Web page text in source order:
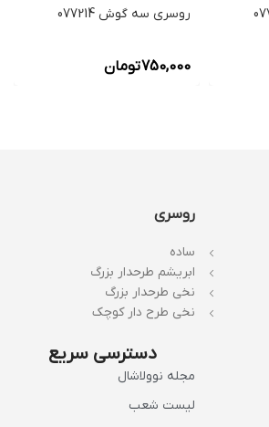
روسری سه گوش 077214
750,000تومان
روسری
ساده
ابریشم طرحدار بزرگ
نخی طرحدار بزرگ
نخی طرح دار کوچک
دسترسی سریع
مجله نوولاشال
لیست شعب